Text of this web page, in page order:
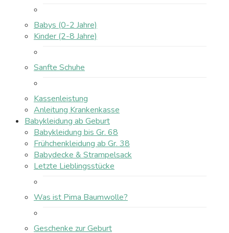
Babys (0-2 Jahre)
Kinder (2-8 Jahre)
Sanfte Schuhe
Kassenleistung
Anleitung Krankenkasse
Babykleidung ab Geburt
Babykleidung bis Gr. 68
Frühchenkleidung ab Gr. 38
Babydecke & Strampelsack
Letzte Lieblingsstücke
Was ist Pima Baumwolle?
Geschenke zur Geburt